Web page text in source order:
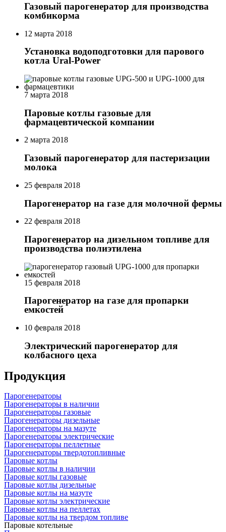
Газовый парогенератор для производства
комбикорма
12 марта 2018
Установка водоподготовки для парового
котла Ural-Power
7 марта 2018
Паровые котлы газовые для
фармацевтической компании
2 марта 2018
Газовый парогенератор для пастеризации
молока
25 февраля 2018
Парогенератор на газе для молочной фермы
22 февраля 2018
Парогенератор на дизельном топливе для
производства полиэтилена
15 февраля 2018
Парогенератор на газе для пропарки
емкостей
10 февраля 2018
Электрический парогенератор для
колбасного цеха
Продукция
Парогенераторы
Парогенераторы в наличии
Парогенераторы газовые
Парогенераторы дизельные
Парогенераторы на мазуте
Парогенераторы электрические
Парогенераторы пеллетные
Парогенераторы твердотопливные
Паровые котлы
Паровые котлы в наличии
Паровые котлы газовые
Паровые котлы дизельные
Паровые котлы на мазуте
Паровые котлы электрические
Паровые котлы на пеллетах
Паровые котлы на твердом топливе
Паровые котельные